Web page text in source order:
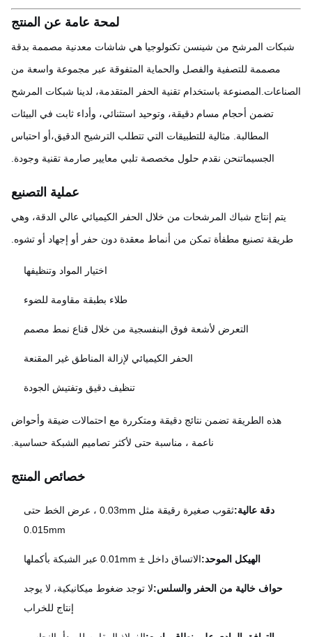
لمحة عامة عن المنتج
المرشح من شينسن تكنولوجيا هي شاشات معدنية مصممة بدقة
مصممة للتصفية والفصل والحماية المتفوقة عبر مجموعة واسعة من
باستخدام تقنية الحفر المتقدمة، لدينا شبكات المرشح
تضمن أحجام مسام دقيقة، وتوحيد استثنائي، وأداء ثابت في البيئات
المطالبة. مثالية للتطبيقات التي تتطلب الترشيح الدقيق،أو احتباس
الجسيماتنحن نقدم حلول مخصصة تلبي معايير صارمة تقنية وجودة.
عملية التصنيع
يتم إنتاج شباك المرشحات من خلال الحفر الكيميائي عالي الدقة، وهي
تصنيع مطفأة تمكن من أنماط معقدة دون حفر أو إجهاد أو تشوه.
اختيار المواد وتنظيفها
طلاء بطبقة مقاومة للضوء
التعرض لأشعة فوق البنفسجية من خلال قناع نمط مصمم
الحفر الكيميائي لإزالة المناطق غير المقنعة
تنظيف دقيق وتفتيش الجودة
هذه الطريقة تضمن نتائج دقيقة ومتكررة مع احتمالات ضيقة وأحواض
ناعمة ، مناسبة حتى لأكثر تصاميم الشبكة حساسية.
خصائص المنتج
دقة عالية:
ثقوب صغيرة رقيقة مثل 0.03mm ، عرض الخط حتى
0.015mm
الهيكل الموحد:الاتساق داخل ± 0.01mm عبر الشبكة بأكملها
حواف خالية من الحفر والسلس:لا توجد ضغوط ميكانيكية، لا يوجد
إنتاج للخراب